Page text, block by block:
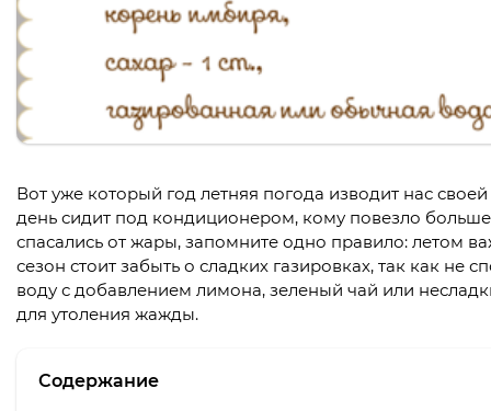
Вот уже который год летняя погода изводит нас
день сидит под кондиционером, кому повезло
спасались от жары, запомните одно правило: летом
сезон стоит забыть о сладких газировках, так как
воду с добавлением лимона, зеленый чай или
для утоления жажды.
Содержание